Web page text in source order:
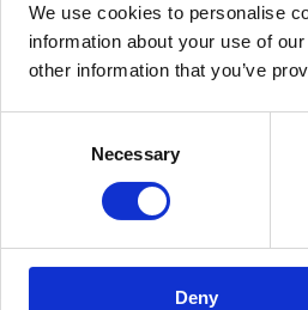
We use cookies to personalise
information about your use of
other information that you’ve
Necessary
Deny